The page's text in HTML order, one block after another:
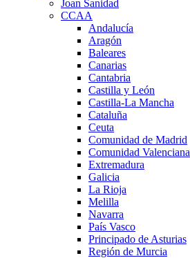
Joan Sanidad
CCAA
Andalucía
Aragón
Baleares
Canarias
Cantabria
Castilla y León
Castilla-La Mancha
Cataluña
Ceuta
Comunidad de Madrid
Comunidad Valenciana
Extremadura
Galicia
La Rioja
Melilla
Navarra
País Vasco
Principado de Asturias
Región de Murcia